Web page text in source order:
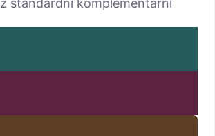
standardní komplementární